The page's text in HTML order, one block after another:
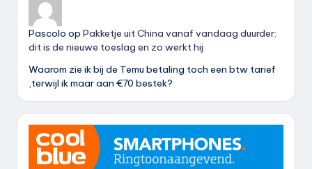
Pascolo op Pakketje uit China vanaf vandaag duurder:
dit is de nieuwe toeslag en zo werkt hij
Waarom zie ik bij de Temu betaling toch een btw tarief
,terwijl ik maar aan €70 bestek?